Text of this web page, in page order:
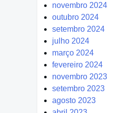
novembro 2024
outubro 2024
setembro 2024
julho 2024
março 2024
fevereiro 2024
novembro 2023
setembro 2023
agosto 2023